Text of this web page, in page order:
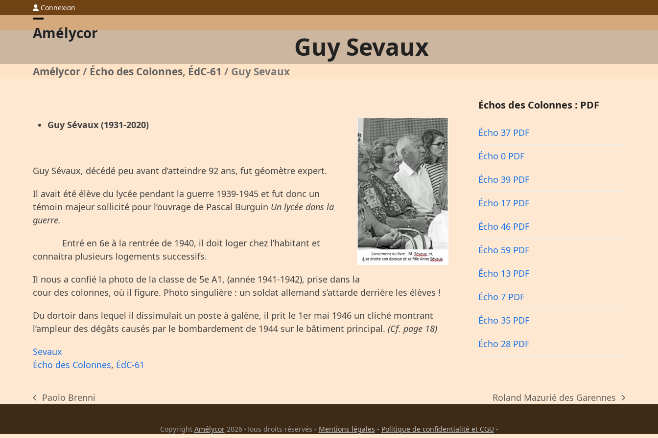
to
content
Connexion
Amélycor
Open
menu
Close
menu
Guy Sevaux
Amélycor/ Écho des Colonnes, ÉdC-61 / Guy Sevaux
Guy Sévaux (1931-2020)
Guy Sévaux, décédé peu avant d’atteindre 92 ans, fut géomètre expert.
Il avait été élève du lycée pendant la guerre 1939-1945 et fut donc un
témoin majeur sollicité pour l’ouvrage de Pascal Burguin Un lycée dans la
guerre.
Entré en 6e à la rentrée de 1940, il doit loger chez l’habitant et
connaitra plusieurs logements successifs.
Il nous a confié la photo de la classe de 5eA1, (année 1941-1942), prise dans la
cour des colonnes, où il figure. Photo singulière : un soldat allemand s’attarde derrière les élèves !
Du dortoir dans lequel il dissimulait un poste à galène, il prit le 1er mai 1946 un cliché montrant
l’ampleur des dégâts causés par le bombardement de 1944 sur le bâtiment principal.(Cf. page 18)
Sevaux
Écho des Colonnes, ÉdC-61
Échos des Colonnes : PDF
Écho 37 PDF
Écho 0 PDF
Écho 39 PDF
Écho 17 PDF
Écho 46 PDF
Écho 59 PDF
Écho 13 PDF
Écho 7 PDF
Écho 35 PDF
Écho 28 PDF
previous
Paolo Brenni
next
Roland Mazurié des Garennes
Copyright Amélycor2026 -Tous droits réservés - Mentions légales - Politique de confidentialité et CGU -